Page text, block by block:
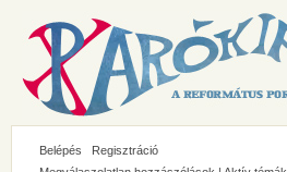
Belépés
Regisztráció